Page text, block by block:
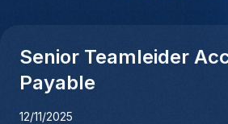
Senior Teamleider
Payable
12/11/2025